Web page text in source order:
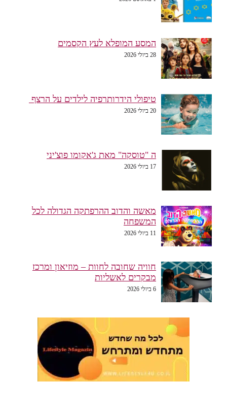
המסע המופלא לעץ הקסמים
28 ביולי 2026
טיפולי הידרותרפיה לילדים על הרצף
20 ביולי 2026
ה "טוסקה" מאת ג'אקומו פוצ'יני
17 ביולי 2026
מאשה והדוב ההרפתקה הגדולה לכל
המשפחה
11 ביולי 2026
חוויה שחובה לחוות – מוזיאון ומרכז
מבקרים לאשליות
6 ביולי 2026